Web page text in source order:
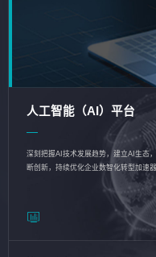
人工智能（AI）平台
深刻把握AI技术发展趋势，建立AI生态
断创新，持续优化企业数智化转型加速